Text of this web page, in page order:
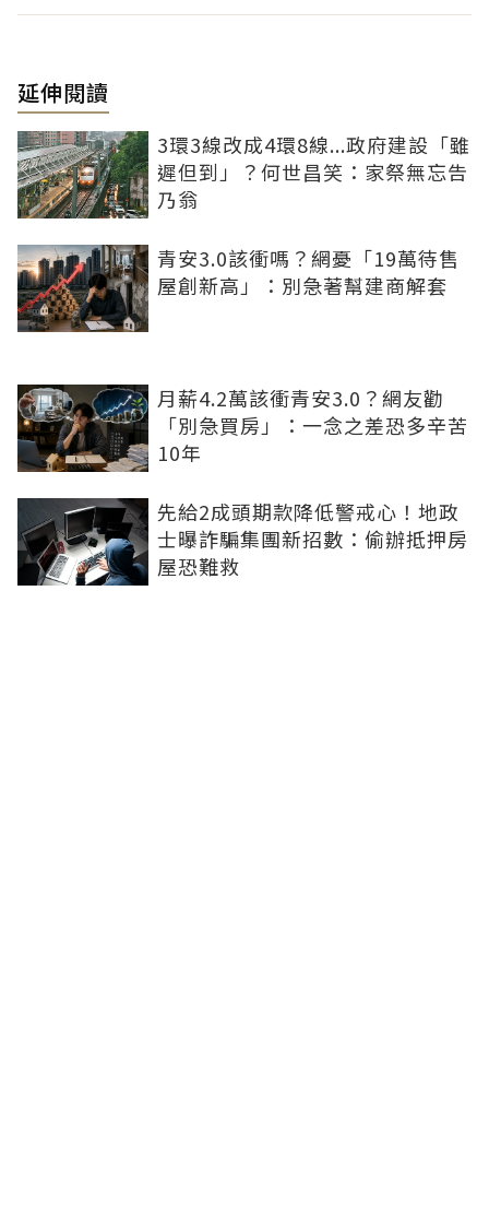
延伸閱讀
3環3線改成4環8線...政府建設「雖
遲但到」？何世昌笑：家祭無忘告
乃翁
青安3.0該衝嗎？網憂「19萬待售
屋創新高」：別急著幫建商解套
月薪4.2萬該衝青安3.0？網友勸
「別急買房」：一念之差恐多辛苦
10年
先給2成頭期款降低警戒心！地政
士曝詐騙集團新招數：偷辦抵押房
屋恐難救